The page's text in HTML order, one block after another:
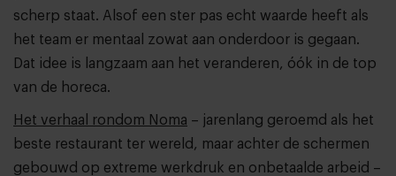
scherp staat. Alsof een ster pas echt waarde heeft als
het team er mentaal zowat aan onderdoor is gegaan.
Dat idee is langzaam aan het veranderen, óók in de top
van de horeca.
Het verhaal rondom Noma – jarenlang geroemd als het
beste restaurant ter wereld, maar achter de schermen
gebouwd op extreme werkdruk en onbetaalde arbeid –